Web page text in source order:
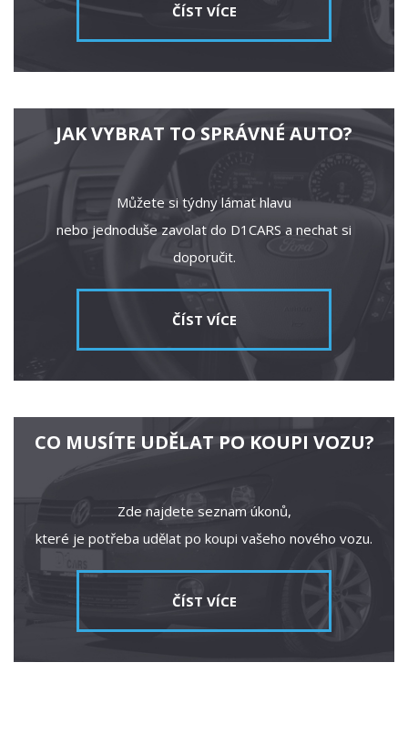
ČÍST VÍCE
JAK VYBRAT TO SPRÁVNÉ AUTO?
Můžete si týdny lámat hlavu
nebo jednoduše zavolat do D1CARS a nechat si
doporučit.
ČÍST VÍCE
CO MUSÍTE UDĚLAT PO KOUPI VOZU?
Zde najdete seznam úkonů,
které je potřeba udělat po koupi vašeho nového vozu.
ČÍST VÍCE